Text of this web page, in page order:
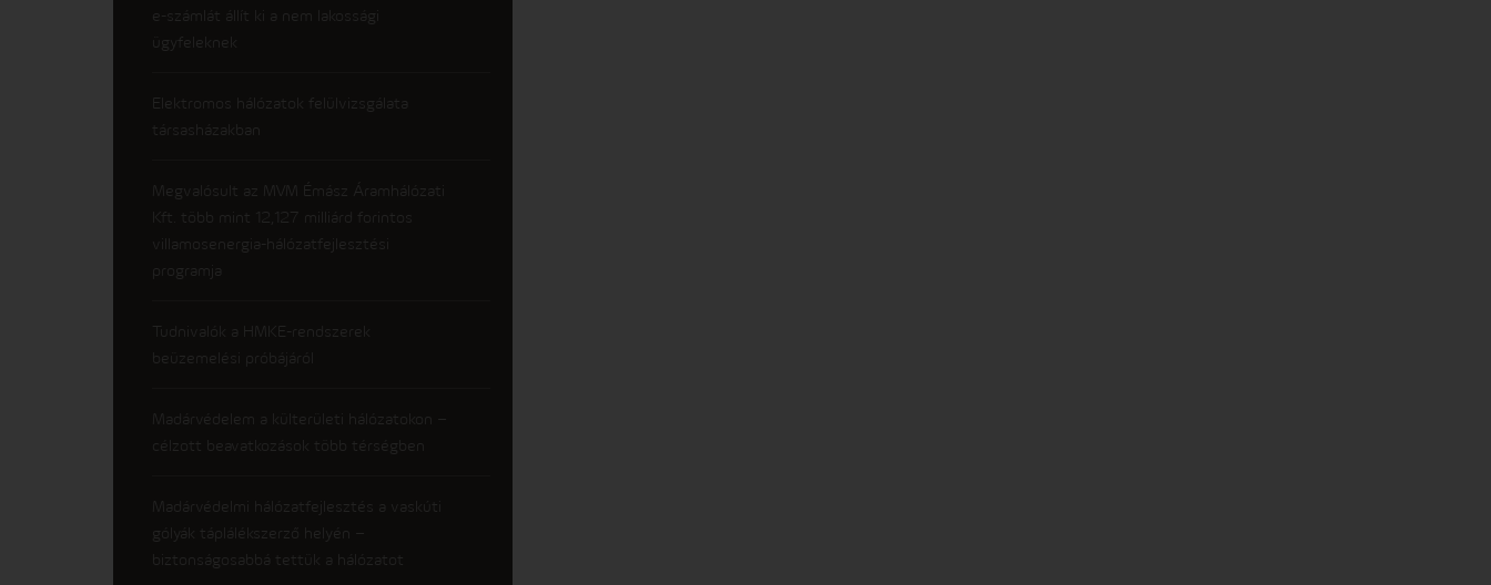
e-számlát állít ki a nem lakossági
ügyfeleknek
Elektromos hálózatok felülvizsgálata
társasházakban
Megvalósult az MVM Émász Áramhálózati
Kft. több mint 12,127 milliárd forintos
villamosenergia-hálózatfejlesztési
programja
Tudnivalók a HMKE-rendszerek
beüzemelési próbájáról
Madárvédelem a külterületi hálózatokon –
célzott beavatkozások több térségben
Madárvédelmi hálózatfejlesztés a vaskúti
gólyák táplálékszerző helyén –
biztonságosabbá tettük a hálózatot